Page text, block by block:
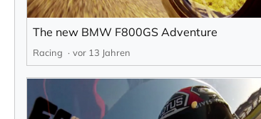
The new BMW F800GS Adventure
Racing vor 13 Jahren